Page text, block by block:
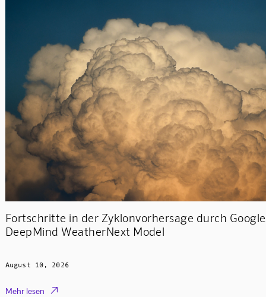
Fortschritte in der Zyklonvorhersage durch
DeepMind WeatherNext Model
August 10, 2026
Mehr lesen 